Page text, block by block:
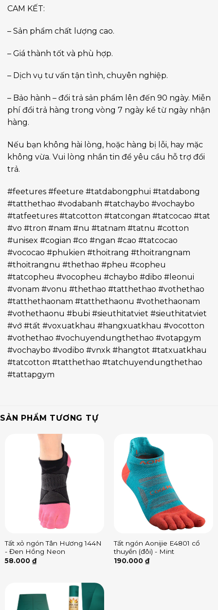
CAM KẾT:
– Sản phẩm chất lượng cao.
– Giá thành tốt và phù hợp.
– Dịch vụ tư vấn tận tình, chuyên nghiệp.
– Bảo hành – đổi trả sản phẩm lên đến 90 ngày. Miễn
phí đổi trả hàng trong vòng 7 ngày kể từ ngày nhận
hàng.
Nếu bạn không hài lòng, hoặc hàng bị lỗi, hay mặc
không vừa. Vui lòng nhắn tin để yêu cầu hỗ trợ đổi
trả.
#feetures #feeture #tatdabongphui #tatdabong
#tatthethao #vodabanh #tatchaybo #vochaybo
#tatfeetures #tatcotton #tatcongan #tatcocao #tat
#vo #tron #nam #nu #tatnam #tatnu #cotton
#unisex #cogian #co #ngan #cao #tatcocao
#vococao #phukien #thoitrang #thoitrangnam
#thoitrangnu #thethao #pheu #copheu
#tatcopheu #vocopheu #chaybo #dibo #leonui
#vonam #vonu #thethao #tatthethao #vothethao
#tatthethaonam #tatthethaonu #vothethaonam
#vothethaonu #bubi #sieuthitatviet #sieuthitatviet
#vớ #tất #voxuatkhau #hangxuatkhau #vocotton
#vothethao #vochuyendungthethao #votapgym
#vochaybo #vodibo #vnxk #hangtot #tatxuatkhau
#tatcotton #tatthethao #tatchuyendungthethao
#tattapgym
SẢN PHẨM TƯƠNG TỰ
Tất xỏ ngón Tân Hương 144N
- Đen Hồng Neon
58.000 ₫
Tất ngón Aonijie E4801 cổ
thuyền (đôi) - Mint
190.000 ₫